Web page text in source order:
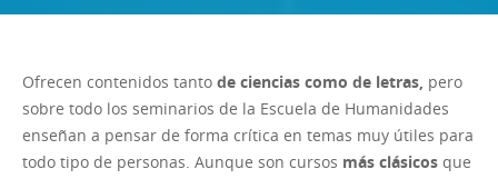
Ofrecen contenidos tanto de ciencias como de letras, pero
sobre todo los seminarios de la Escuela de Humanidades
enseñan a pensar de forma crítica en temas muy útiles para
todo tipo de personas. Aunque son cursos más clásicos que